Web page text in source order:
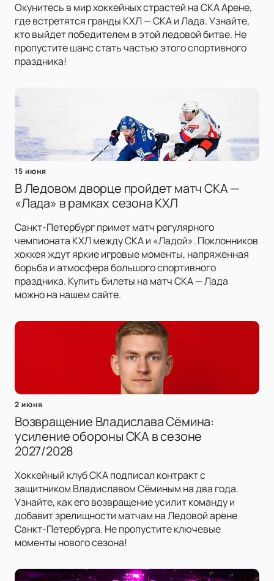
Окунитесь в мир хоккейных страстей на СКА Арене,
где встретятся гранды КХЛ — СКА и Лада. Узнайте,
кто выйдет победителем в этой ледовой битве. Не
пропустите шанс стать частью этого спортивного
праздника!
15 июня
В Ледовом дворце пройдет матч СКА —
«Лада» в рамках сезона КХЛ
Санкт-Петербург примет матч регулярного
чемпионата КХЛ между СКА и «Ладой». Поклонников
хоккея ждут яркие игровые моменты, напряженная
борьба и атмосфера большого спортивного
праздника. Купить билеты на матч СКА — Лада
можно на нашем сайте.
2 июня
Возвращение Владислава Сёмина:
усиление обороны СКА в сезоне
2027/2028
Хоккейный клуб СКА подписал контракт с
защитником Владиславом Сёминым на два года.
Узнайте, как его возвращение усилит команду и
добавит зрелищности матчам на Ледовой арене
Санкт-Петербурга. Не пропустите ключевые
моменты нового сезона!